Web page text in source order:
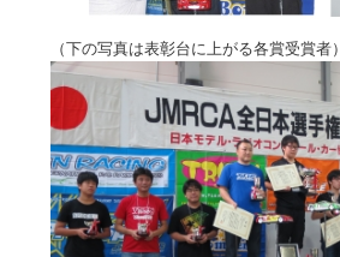
（下の写真は表彰台に上がる各賞受賞者）